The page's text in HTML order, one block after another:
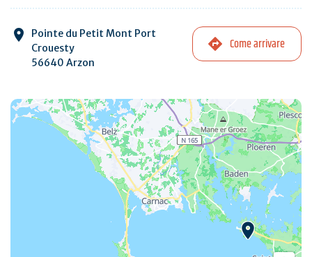
Pointe du Petit Mont Port
Crouesty
56640 Arzon
Come arrivare